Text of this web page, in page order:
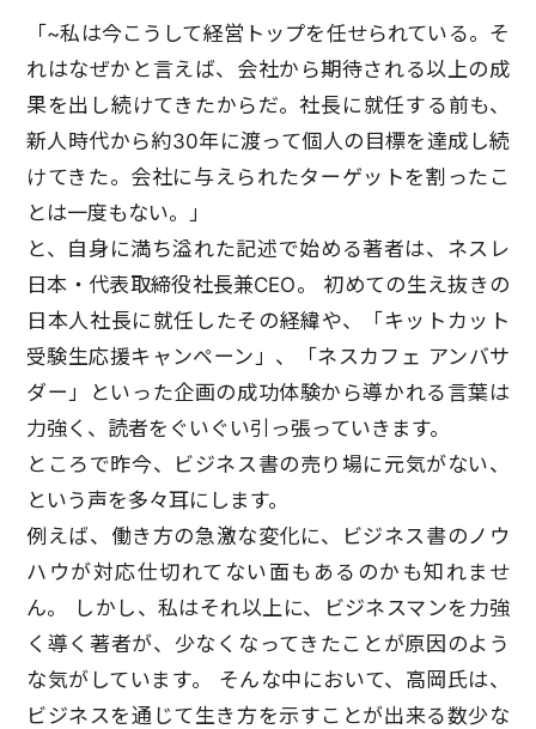
「~私は今こうして経営トップを任せられている。そ
れはなぜかと言えば、会社から期待される以上の成
果を出し続けてきたからだ。社長に就任する前も、
新人時代から約30年に渡って個人の目標を達成し続
けてきた。会社に与えられたターゲットを割ったこ
とは一度もない。」
と、自身に満ち溢れた記述で始める著者は、ネスレ
日本・代表取締役社長兼CEO。 初めての生え抜きの
日本人社長に就任したその経緯や、「キットカット
受験生応援キャンペーン」、「ネスカフェ アンバサ
ダー」といった企画の成功体験から導かれる言葉は
力強く、読者をぐいぐい引っ張っていきます。
ところで昨今、ビジネス書の売り場に元気がない、
という声を多々耳にします。
例えば、働き方の急激な変化に、ビジネス書のノウ
ハウが対応仕切れてない面もあるのかも知れませ
ん。 しかし、私はそれ以上に、ビジネスマンを力強
く導く著者が、少なくなってきたことが原因のよう
な気がしています。 そんな中において、高岡氏は、
ビジネスを通じて生き方を示すことが出来る数少な